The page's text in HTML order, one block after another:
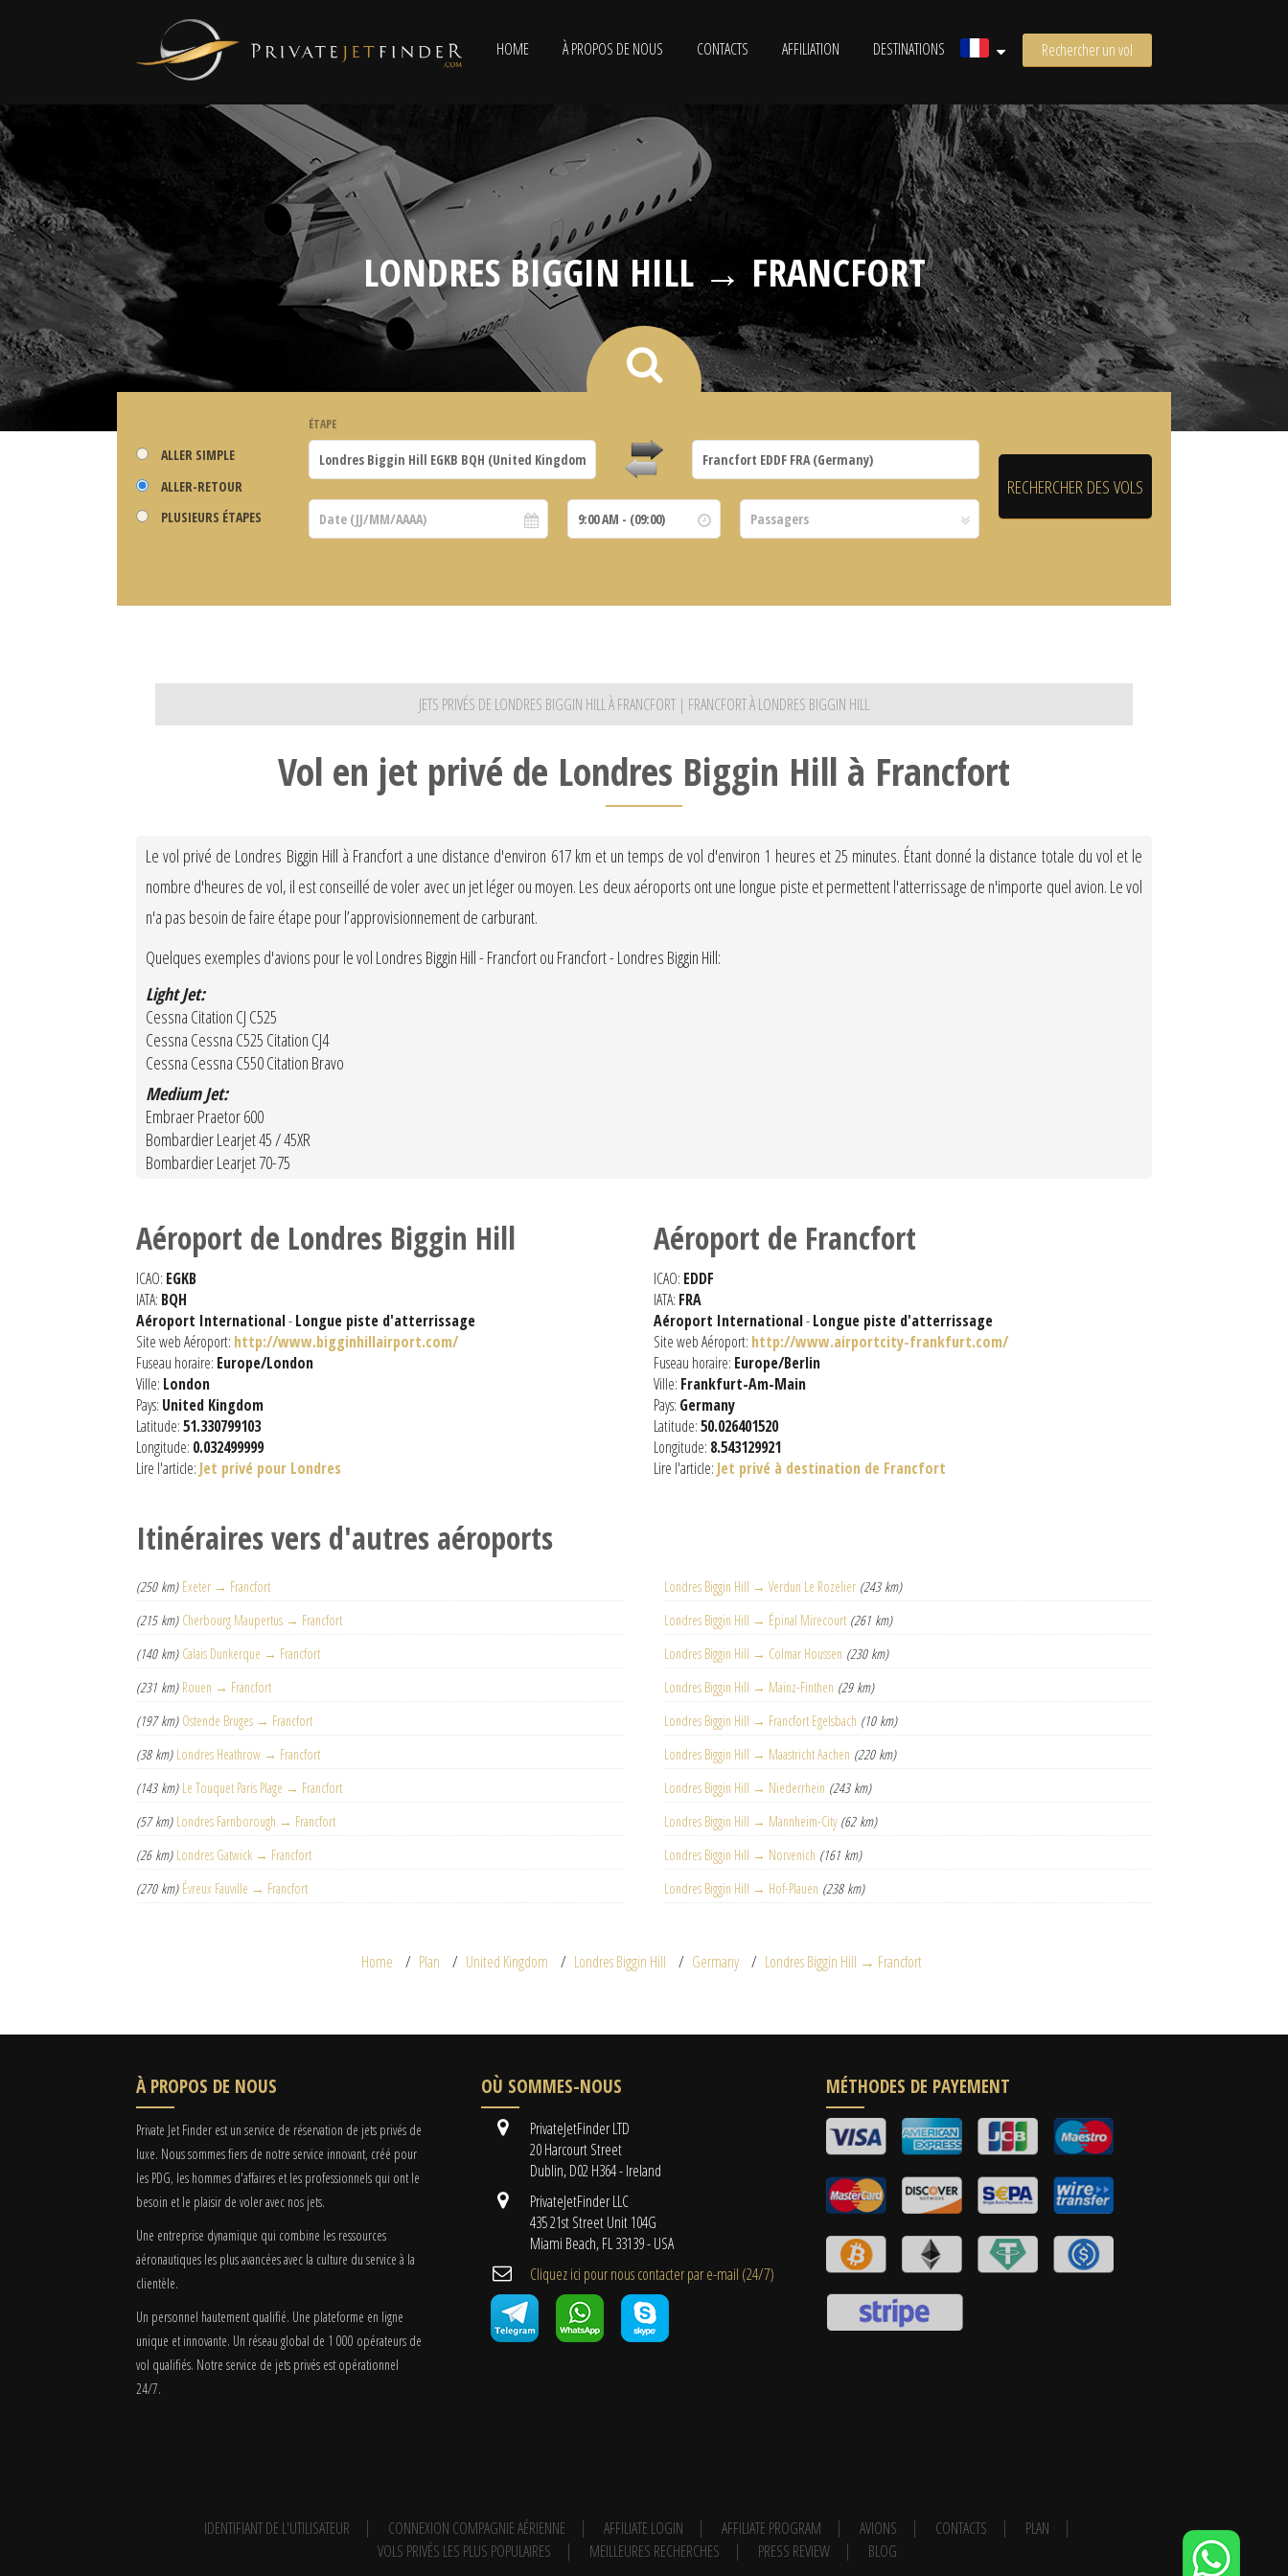
HOME À PROPOS DE NOUS CONTACTS AFFILIATION DESTINATIONS Rechercher un vol
LONDRES BIGGIN HILL → FRANCFORT
ALLER SIMPLE
ALLER-RETOUR
PLUSIEURS ÉTAPES
ÉTAPE
JETS PRIVÉS DE LONDRES BIGGIN HILL À FRANCFORT | FRANCFORT À LONDRES BIGGIN HILL
Vol en jet privé de Londres Biggin Hill à Francfort
Le vol privé de Londres Biggin Hill à Francfort a une distance d'environ 617 km et un temps de vol d'environ 1 heures et 25 minutes. Étant donné la distance totale du vol et le
nombre d'heures de vol, il est conseillé de voler avec un jet léger ou moyen. Les deux aéroports ont une longue piste et permettent l'atterrissage de n'importe quel avion. Le vol
n'a pas besoin de faire étape pour l’approvisionnement de carburant.
Quelques exemples d'avions pour le vol Londres Biggin Hill - Francfort ou Francfort - Londres Biggin Hill:
Light Jet:
Cessna Citation CJ C525
Cessna Cessna C525 Citation CJ4
Cessna Cessna C550 Citation Bravo
Medium Jet:
Embraer Praetor 600
Bombardier Learjet 45 / 45XR
Bombardier Learjet 70-75
Aéroport de Londres Biggin Hill
ICAO: EGKB
IATA: BQH
Aéroport International-Longue piste d'atterrissage
Site web Aéroport: http://www.bigginhillairport.com/
Fuseau horaire: Europe/London
Ville: London
Pays: United Kingdom
Latitude:51.330799103
Longitude: 0.032499999
Lire l'article: Jet privé pour Londres
Aéroport de Francfort
ICAO: EDDF
IATA: FRA
Aéroport International-Longue piste d'atterrissage
Site web Aéroport: http://www.airportcity-frankfurt.com/
Fuseau horaire: Europe/Berlin
Ville: Frankfurt-Am-Main
Pays: Germany
Latitude:50.026401520
Longitude: 8.543129921
Lire l'article: Jet privé à destination de Francfort
Itinéraires vers d'autres aéroports
(250 km) Exeter → Francfort
(215 km) Cherbourg Maupertus → Francfort
(140 km) Calais Dunkerque → Francfort
(231 km) Rouen → Francfort
(197 km) Ostende Bruges → Francfort
(38 km) Londres Heathrow → Francfort
(143 km) Le Touquet Paris Plage → Francfort
(57 km) Londres Farnborough → Francfort
(26 km) Londres Gatwick → Francfort
(270 km) Évreux Fauville → Francfort
Londres Biggin Hill → Verdun Le Rozelier (243 km)
Londres Biggin Hill → Épinal Mirecourt (261 km)
Londres Biggin Hill → Colmar Houssen (230 km)
Londres Biggin Hill → Mainz-Finthen (29 km)
Londres Biggin Hill → Francfort Egelsbach (10 km)
Londres Biggin Hill → Maastricht Aachen (220 km)
Londres Biggin Hill → Niederrhein (243 km)
Londres Biggin Hill → Mannheim-City (62 km)
Londres Biggin Hill → Norvenich (161 km)
Londres Biggin Hill → Hof-Plauen (238 km)
Home Plan United Kingdom Londres Biggin Hill Germany Londres Biggin Hill → Francfort
À PROPOS DE NOUS
Private Jet Finder est un service de réservation de jets privés de
luxe. Nous sommes fiers de notre service innovant, créé pour
les PDG, les hommes d'affaires et les professionnels qui ont le
besoin et le plaisir de voler avec nos jets.
Une entreprise dynamique qui combine les ressources
aéronautiques les plus avancées avec la culture du service à la
clientèle.
Un personnel hautement qualifié. Une plateforme en ligne
unique et innovante. Un réseau global de 1 000 opérateurs de
vol qualifiés. Notre service de jets privés est opérationnel
24/7.
OÙ SOMMES-NOUS
PrivateJetFinder LTD
20 Harcourt Street
Dublin, D02 H364 - Ireland
PrivateJetFinder LLC
435 21st Street Unit 104G
Miami Beach, FL 33139 - USA
Cliquez ici pour nous contacter par e-mail (24/7)
MÉTHODES DE PAYEMENT
IDENTIFIANT DE L'UTILISATEUR CONNEXION COMPAGNIE AÉRIENNE AFFILIATE LOGIN AFFILIATE PROGRAM AVIONS CONTACTS
PLAN
VOLS PRIVÉS LES PLUS POPULAIRES
MEILLEURES RECHERCHES PRESS REVIEW BLOG